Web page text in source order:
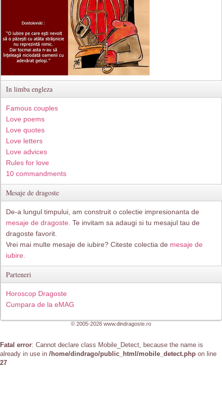
In limba engleza
Famous couples
Love poems
Love quotes
Love letters
Love advices
Rules for love
10 commandments
Mesaje de dragoste
De-a lungul timpului, am construit o colectie impresionanta de
mesaje de dragoste . Te invitam sa adaugi si tu mesajul tau de
dragoste favorit.
Vrei mai multe mesaje de iubire? Citeste colectia de mesaje de
iubire.
Parteneri
Horoscop Dragoste
Cumpara de la eMAG
© 2005-2026 www.dindragoste.ro
Fatal error: Cannot declare class Mobile_Detect, because the name is
already in use in /home/dindrago/public_html/mobile_detect.php on line
27